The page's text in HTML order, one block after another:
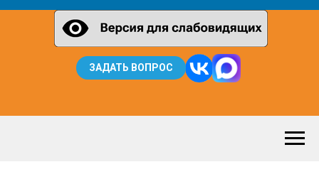
ЗАДАТЬ ВОПРОС